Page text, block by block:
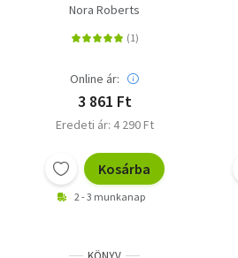
Nora Roberts
Online ár:
3 861 Ft
Eredeti ár: 4 290 Ft
Kosárba
2 - 3 munkanap